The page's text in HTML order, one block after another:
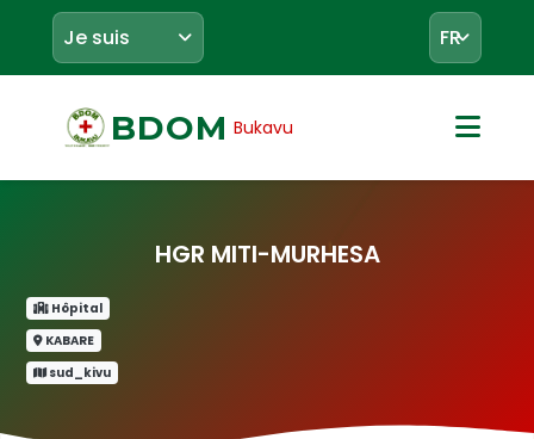
BDOM Bukavu
HGR MITI-MURHESA
Hôpital
KABARE
sud_kivu